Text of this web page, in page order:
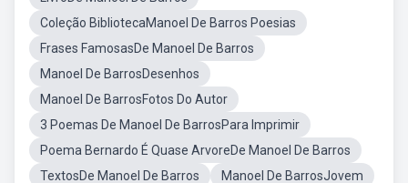
Coleção BibliotecaManoel De Barros Poesias
Frases FamosasDe Manoel De Barros
Manoel De BarrosDesenhos
Manoel De BarrosFotos Do Autor
3 Poemas De Manoel De BarrosPara Imprimir
Poema Bernardo É Quase ArvoreDe Manoel De Barros
TextosDe Manoel De Barros
Manoel De BarrosJovem